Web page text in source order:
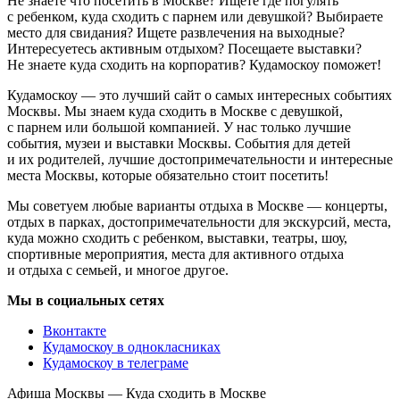
с ребенком, куда сходить с парнем или девушкой? Выбираете
место для свидания? Ищете развлечения на выходные?
Интересуетесь активным отдыхом? Посещаете выставки?
Не знаете куда сходить на корпоратив? Кудамоскоу поможет!
Кудамоскоу — это лучший сайт о самых интересных событиях
Москвы. Мы знаем куда сходить в Москве с девушкой,
с парнем или большой компанией. У нас только лучшие
события, музеи и выставки Москвы. События для детей
и их родителей, лучшие достопримечательности и интересные
места Москвы, которые обязательно стоит посетить!
Мы советуем любые варианты отдыха в Москве — концерты,
отдых в парках, достопримечательности для экскурсий, места,
куда можно сходить с ребенком, выставки, театры, шоу,
спортивные мероприятия, места для активного отдыха
и отдыха с семьей, и многое другое.
Мы в социальных сетях
Вконтакте
Кудамоскоу в однокласниках
Кудамоскоу в телеграме
Афиша Москвы — Куда сходить в Москве